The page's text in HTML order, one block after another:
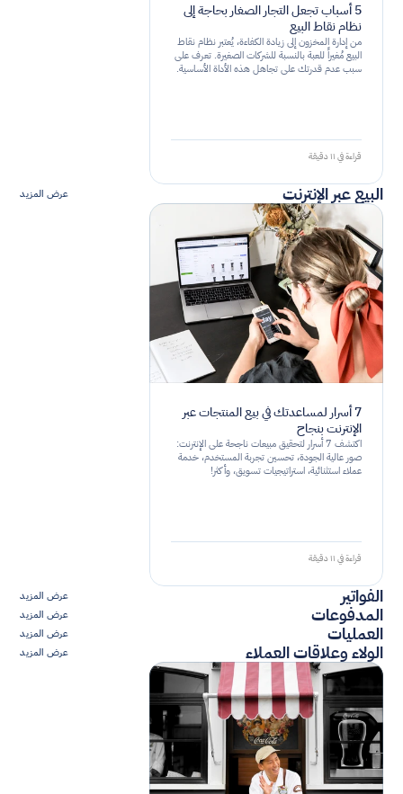
5 أسباب تجعل التجار الصغار بحاجة إلى
نظام نقاط البيع
من إدارة المخزون إلى زيادة الكفاءة، يُعتبر نظام نقاط
البيع مُغيراً للعبة بالنسبة للشركات الصغيرة. تعرف على
سبب عدم قدرتك على تجاهل هذه الأداة الأساسية.
قراءة في ١١ دقيقة
البيع عبر الإنترنت عرض المزيد
7 أسرار لمساعدتك في بيع المنتجات عبر
الإنترنت بنجاح
اكتشف 7 أسرار لتحقيق مبيعات ناجحة على الإنترنت:
صور عالية الجودة، تحسين تجربة المستخدم، خدمة
عملاء استثنائية، استراتيجيات تسويق، وأكثر!
قراءة في ١١ دقيقة
الفواتير عرض المزيد
المدفوعات عرض المزيد
العمليات عرض المزيد
الولاء وعلاقات العملاء عرض المزيد